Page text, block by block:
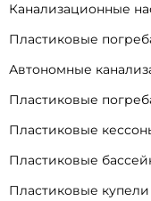
Канализационные
Пластиковые
Автономные
Пластиковые
Пластиковые
Пластиковые
Пластиковые купели